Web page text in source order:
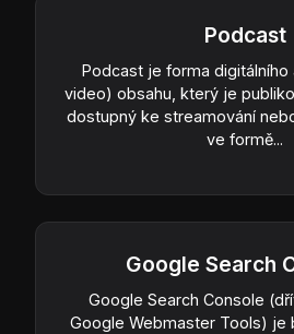
Podcast
Podcast je forma digitálního
video) obsahu, který je
dostupný ke streamování
ve formě...
Google Search
Google Search Console
Google Webmaster Tools) je